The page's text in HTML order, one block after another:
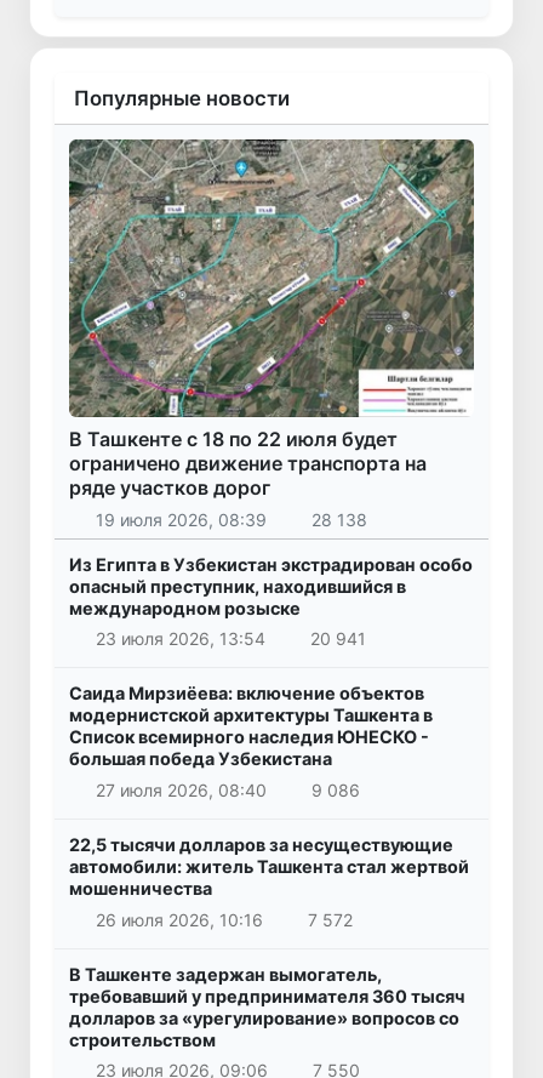
Популярные новости
В Ташкенте с 18 по 22 июля будет
ограничено движение транспорта на
ряде участков дорог
19 июля 2026, 08:39 28 138
Из Египта в Узбекистан экстрадирован особо
опасный преступник, находившийся в
международном розыске
23 июля 2026, 13:54
20 941
Саида Мирзиёева: включение объектов
модернистской архитектуры Ташкента в
Список всемирного наследия ЮНЕСКО -
большая победа Узбекистана
27 июля 2026, 08:40
9 086
22,5 тысячи долларов за несуществующие
автомобили: житель Ташкента стал жертвой
мошенничества
26 июля 2026, 10:16
7 572
В Ташкенте задержан вымогатель,
требовавший у предпринимателя 360 тысяч
долларов за «урегулирование» вопросов со
строительством
23 июля 2026, 09:06
7 550